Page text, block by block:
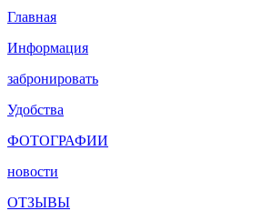
Главная
Информация
забронировать
Удобства
ФОТОГРАФИИ
новости
ОТЗЫВЫ